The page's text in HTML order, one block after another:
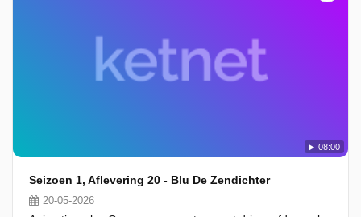
08:00
Seizoen 1, Aflevering 20 - Blu De Zendichter
20-05-2026